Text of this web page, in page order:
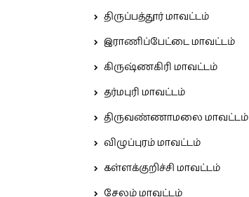
திருப்பத்தூர் மாவட்டம்
இராணிப்பேட்டை மாவட்டம்
கிருஷ்ணகிரி மாவட்டம்
தர்மபுரி மாவட்டம்
திருவண்ணாமலை மாவட்டம்
விழுப்புரம் மாவட்டம்
கள்ளக்குறிச்சி மாவட்டம்
சேலம் மாவட்டம்